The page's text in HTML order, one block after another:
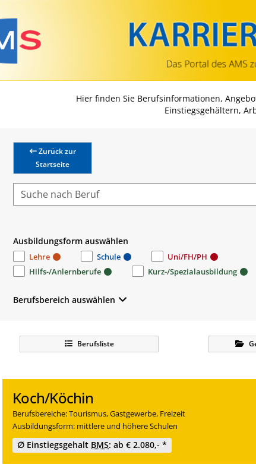
Hier finden Sie Berufsinformationen,
Einstiegsgehältern,
Zurück zur
Startseite
Ausbildungsform auswählen
Lehre Schule
Uni/FH/PH
Hilfs-/Anlernberufe
Kurz-/Spezialausbildung
Berufsbereich auswählen
Berufsliste
Koch/Köchin
Berufsbereiche: Tourismus, Gastgewerbe, Freizeit
Ausbildungsform: mittlere und höhere Schulen
∅ Einstiegsgehalt BMS: ab € 2.080,- *